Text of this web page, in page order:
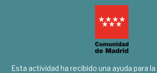
Esta actividad ha recibido una ayuda para